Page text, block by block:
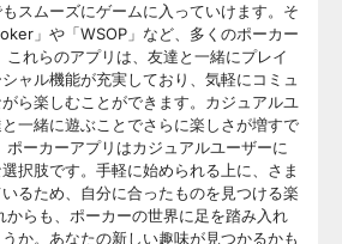
スムーズにゲームに入っていけます。そ
」や「WSOP」など、多くのポーカー
これらのアプリは、友達と一緒にプレイ
ャル機能が充実しており、気軽にコミュ
ら楽しむことができます。カジュアルユ
一緒に遊ぶことでさらに楽しさが増すで
ポーカーアプリはカジュアルユーザーに
択肢です。手軽に始められる上に、さま
るため、自分に合ったものを見つける楽
からも、ポーカーの世界に足を踏み入れ
か。あなたの新しい趣味が見つかるかも